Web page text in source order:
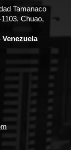
Tamanaco
Chuao,